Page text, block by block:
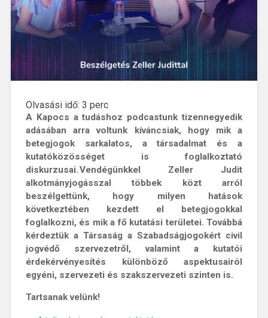
Olvasási idő: 3 perc
A Kapocs a tudáshoz podcastunk tizennegyedik
adásában arra voltunk kíváncsiak, hogy mik a
betegjogok sarkalatos, a társadalmat és a
kutatóközösséget is foglalkoztató
diskurzusai. Vendégünkkel Zeller Judit
alkotmányjogásszal többek közt arról
beszélgettünk, hogy milyen hatások
következtében kezdett el betegjogokkal
foglalkozni, és mik a fő kutatási területei. Továbbá
kérdeztük a Társaság a Szabadságjogokért civil
jogvédő szervezetről, valamint a kutatói
érdekérvényesítés különböző aspektusairól
egyéni, szervezeti és szakszervezeti szinten is.
Tartsanak velünk!